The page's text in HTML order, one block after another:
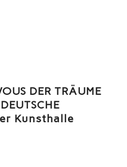
DER TRÄUME
Kunsthalle